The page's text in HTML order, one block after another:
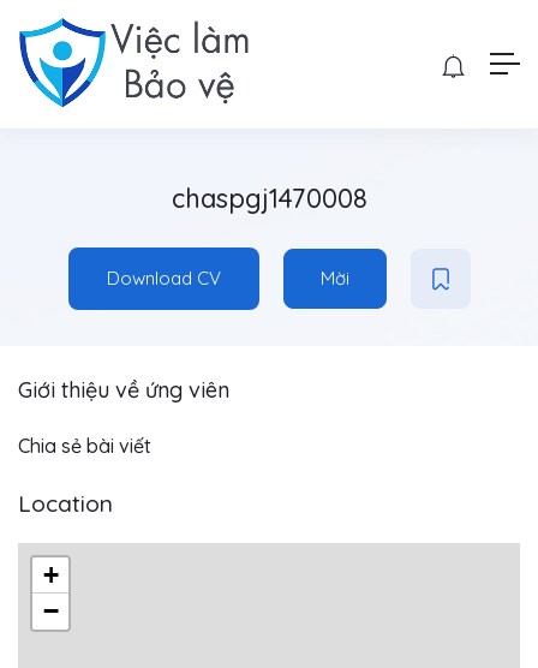
chaspgj1470008
Download CV Mời
Giới thiệu về ứng viên
Chia sẻ bài viết
Location
+
−